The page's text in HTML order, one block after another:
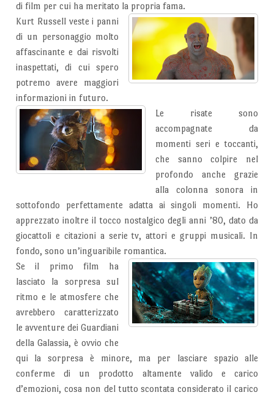
di film per cui ha meritato la propria fama.
Kurt Russell veste i panni
di un personaggio molto
affascinante e dai risvolti
inaspettati, di cui spero
potremo avere maggiori
informazioni in futuro.
Le risate sono
accompagnate da
momenti seri e toccanti,
che sanno colpire nel
profondo anche grazie
alla colonna sonora in
sottofondo perfettamente adatta ai singoli momenti. Ho
apprezzato inoltre il tocco nostalgico degli anni ’80, dato da
giocattoli e citazioni a serie tv, attori e gruppi musicali. In
fondo, sono un’inguaribile romantica.
Se il primo film ha
lasciato la sorpresa sul
ritmo e le atmosfere che
avrebbero caratterizzato
le avventure dei Guardiani
della Galassia, è ovvio che
qui la sorpresa è minore, ma per lasciare spazio alle
conferme di un prodotto altamente valido e carico
d’emozioni, cosa non del tutto scontata considerato il carico